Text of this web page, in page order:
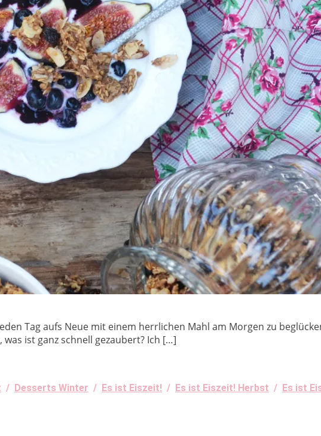
Tag aufs Neue mit einem herrlichen Mahl am Morgen zu
ist ganz schnell gezaubert? Ich […]
/ Desserts Winter / Es ist Eiszeit! / Es ist Eiszeit! Herbst / Es ist